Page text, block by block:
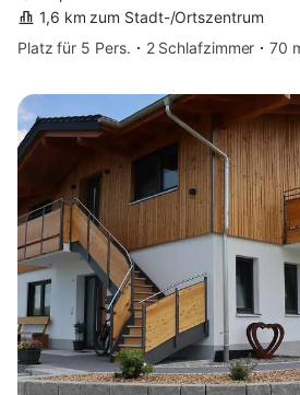
1,6 km zum Stadt-/Ortszentrum
Platz für 5 Pers.
2 Schlafzimmer 70